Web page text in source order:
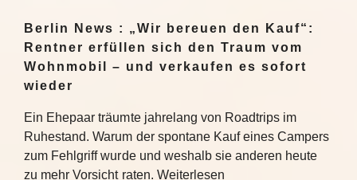
Berlin News : „Wir bereuen den Kauf“:
Rentner erfüllen sich den Traum vom
Wohnmobil – und verkaufen es sofort
wieder
Ein Ehepaar träumte jahrelang von Roadtrips im
Ruhestand. Warum der spontane Kauf eines Campers
zum Fehlgriff wurde und weshalb sie anderen heute
zu mehr Vorsicht raten. Weiterlesen